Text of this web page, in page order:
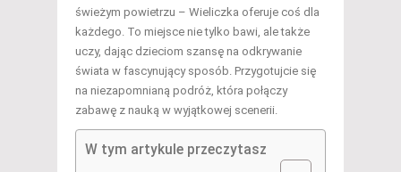
świeżym powietrzu – Wieliczka oferuje coś dla
każdego. To miejsce nie tylko bawi, ale także
uczy, dając dzieciom szansę na odkrywanie
świata w fascynujący sposób. Przygotujcie się
na niezapomnianą podróż, która połączy
zabawę z nauką w wyjątkowej scenerii.
W tym artykule przeczytasz